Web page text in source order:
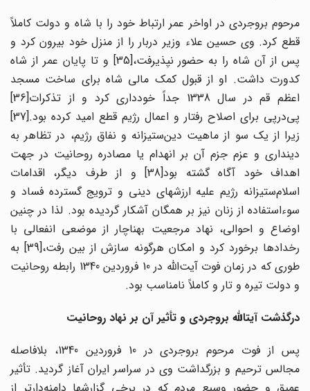
مرحوم بروجردی در اواخر عمر ارتباط خود را با شاه و دولت کاملاً
قطع کرد. وی حسین علاء وزیر دربار را از منزل خود بیرون کرد و
پس از آن شاه را به حضور نپذیرفت،[35] و تا پایان عمر از شاه
کدورت داشت. او از قبول کمک مالی شاه برای ساخت مسجد
اعظم قم در سال 1338 جداً خودداری کرد و از تذکرات[36]
پی‌درپی برای اصلاح رفتار و اعمال رژیم قطع امید کرده بود.[37]
زیرا از یک سو از ماهیت دین‌ستیزانه و نفاق رژیم، در تظاهر به
دینداری و عزم جزم آن بر انهدام یا مصادره روحانیت در جهت
اهداف خود آگاه گشته بود[38] و از طرف دیگر، اقدامات
اسلام‌ستیزانه رژیم علیه ارزشهای دینی و ترویج گسترده فساد و
سوءاستفاده از زنان نیز بر همگان آشکار گردیده بود. لذا در چنین
اوضاع و احوالی، نهاد مرجعیت به‎ناچار از موضعی انفعالی با
رخدادها برخورد کرد و امکان هرگونه سازش از بین رفت،[39] به
طوری که در زمان فوت آیت‌الله در 10 فروردین 1340 رابطه روحانیت
و دولت تیره و تار و کاملاً نامناسب بود.
درگذشت آیت‎الله بروجردی و تأثیر آن بر نهاد روحانیت
پس از فوت مرحوم بروجردی در 10 فروردین 1340، بلافاصله
مجالس ترحیم و بزرگداشت وی در سراسر ایران آغاز گردید. تأثیر